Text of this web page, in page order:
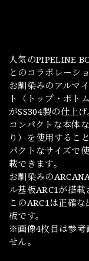
人気のPIPELINE
とのコラボレーシ
お馴染みのアルマ
ト（トップ・ボト
がSS304製の仕上げ
コンパクトな本体
り）を使用するこ
パクトなサイズで
載できます。
お馴染みの
ル基板ARC1が搭載
このARC1は正確
板です。
※画像4枚目は参考
せん。